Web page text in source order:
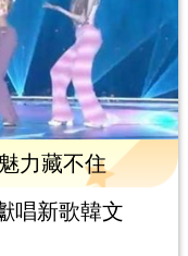
力藏不住
唱新歌韓文